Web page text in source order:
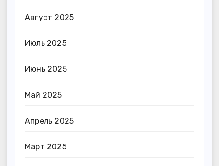
Август 2025
Июль 2025
Июнь 2025
Май 2025
Апрель 2025
Март 2025